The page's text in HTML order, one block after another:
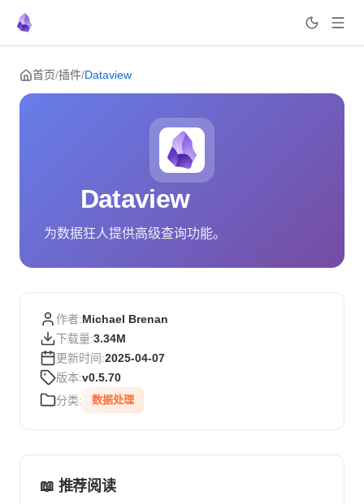
Skip to content
首页/插件/Dataview
Dataview
为数据狂人提供高级查询功能。
作者:Michael Brenan
下载量:3.34M
更新时间:2025-04-07
版本:v0.5.70
分类:
数据处理
📖 推荐阅读